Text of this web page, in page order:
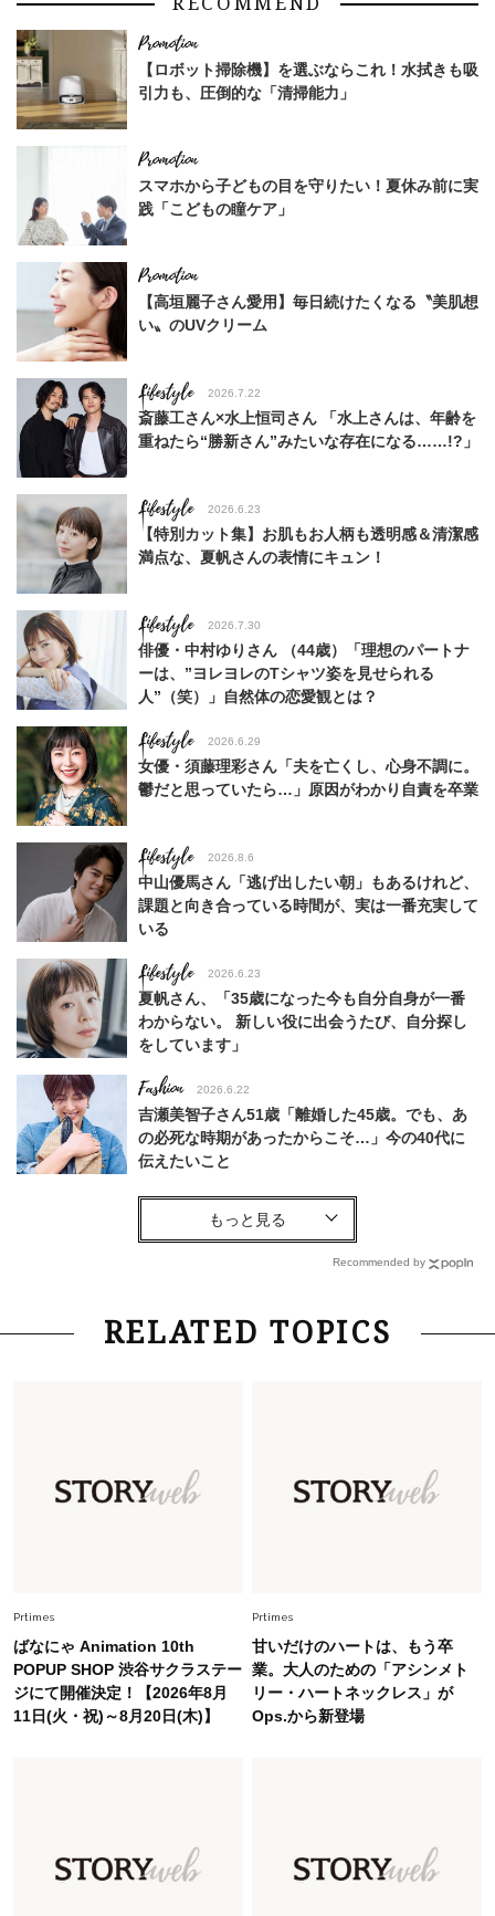
【ロボット掃除機】を選ぶならこれ！水拭きも吸
引力も、圧倒的な「清掃能力」
スマホから子どもの目を守りたい！夏休み前に実
践「こどもの瞳ケア」
【高垣麗子さん愛用】毎日続けたくなる〝美肌想
い〟のUVクリーム
Lifestyle 2026.7.22
斎藤工さん×水上恒司さん 「水上さんは、年齢を
重ねたら“勝新さん”みたいな存在になる……!?」
Lifestyle 2026.6.23
【特別カット集】お肌もお人柄も透明感＆清潔感
満点な、夏帆さんの表情にキュン！
Lifestyle 2026.7.30
俳優・中村ゆりさん （44歳）「理想のパートナ
ーは、”ヨレヨレのTシャツ姿を見せられる
人”（笑）」自然体の恋愛観とは？
Lifestyle 2026.6.29
女優・須藤理彩さん「夫を亡くし、心身不調に。
鬱だと思っていたら…」原因がわかり自責を卒業
Lifestyle 2026.8.6
中山優馬さん「逃げ出したい朝」もあるけれど、
課題と向き合っている時間が、実は一番充実して
いる
Lifestyle 2026.6.23
夏帆さん、「35歳になった今も自分自身が一番
わからない。 新しい役に出会うたび、自分探し
をしています」
Fashion 2026.6.22
吉瀬美智子さん51歳「離婚した45歳。でも、あ
の必死な時期があったからこそ…」今の40代に
伝えたいこと
Fashion
【40代コンサバ派】白Tシャツは「パール×ゴー
Lifestyle 2026.7.29
「お若いですね」は褒め言葉？“若い＝美しい”と
慣！「金運アップ→トイレ、じゃあ底上げ運
は？」
Fashion 2026.6.12
中村ゆりさん「40代になり、やっと“仕事以外の
幸福感”に目が向いた」ライフスタイルも、服も
Recommended by
RELATED TOPICS
Prtimes
ばなにゃ Animation 10th
POPUP SHOP 渋谷サクラステー
ジにて開催決定！【2026年8月
11日(火・祝)～8月20日(木)】
Prtimes
甘いだけのハートは、もう卒
業。大人のための「アシンメト
リー・ハートネックレス」が
Ops.から新登場